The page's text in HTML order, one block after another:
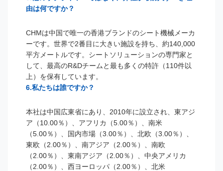
由は何ですか？
CHMは中国で唯一の香港ブランドのシート機械メーカ
ーです。世界で2番目に大きい施設を持ち、約140,000
平方メートルです。シートソリューションの専門家と
して、最高のR&Dチームと最も多くの特許（110件以
上）を保有しています。
6.私たちは誰ですか？
本社は中国広東省にあり、2010年に設立され、東アジ
ア（10.00％）、アフリカ（5.00％）、南米
（5.00％）、国内市場（3.00％）、北欧（3.00％）、
東欧（2.00％）、南アジア（2.00％）、南欧
（2.00％）、東南アジア（2.00％）、中央アメリカ
（2.00％）、西ヨーロッパ（2.00％）、北米